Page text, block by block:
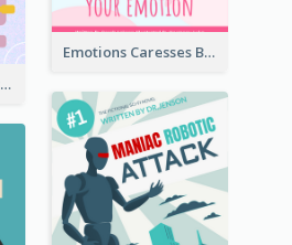
Emotions Caresses Book Cover
Romance Musical Story Book Cover